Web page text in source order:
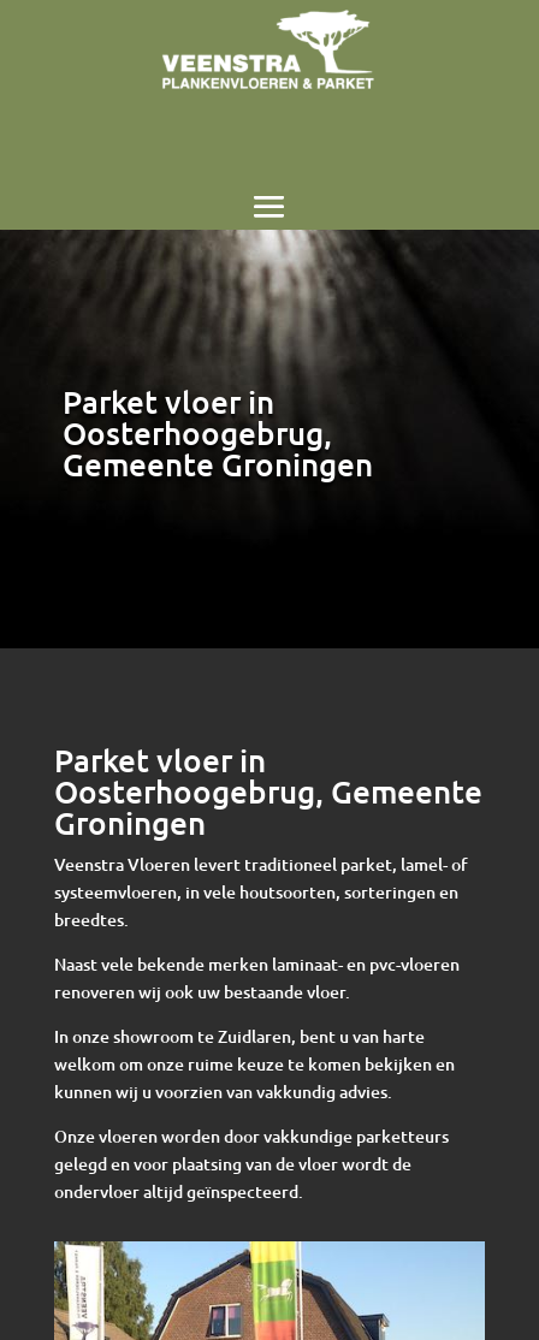
Parket vloer in
Oosterhoogebrug,
Gemeente Groningen
Parket vloer in
Oosterhoogebrug, Gemeente
Groningen
Veenstra Vloeren levert traditioneel parket, lamel- of
systeemvloeren, in vele houtsoorten, sorteringen en
breedtes.
Naast vele bekende merken laminaat- en pvc-vloeren
renoveren wij ook uw bestaande vloer.
In onze showroom te Zuidlaren, bent u van harte
welkom om onze ruime keuze te komen bekijken en
kunnen wij u voorzien van vakkundig advies.
Onze vloeren worden door vakkundige parketteurs
gelegd en voor plaatsing van de vloer wordt de
ondervloer altijd geïnspecteerd.